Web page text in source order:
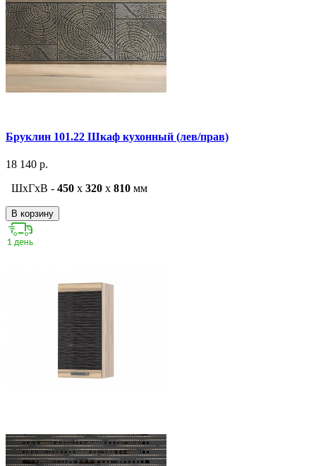
Бруклин 101.22 Шкаф кухонный (лев/прав)
18 140 р.
ШxГxВ - 450 x 320 x 810 мм
В корзину